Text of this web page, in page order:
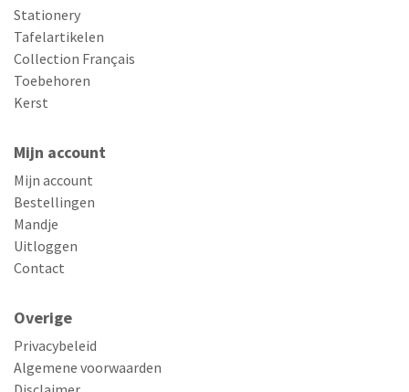
Stationery
Tafelartikelen
Collection Français
Toebehoren
Kerst
Mijn account
Mijn account
Bestellingen
Mandje
Uitloggen
Contact
Overige
Privacybeleid
Algemene voorwaarden